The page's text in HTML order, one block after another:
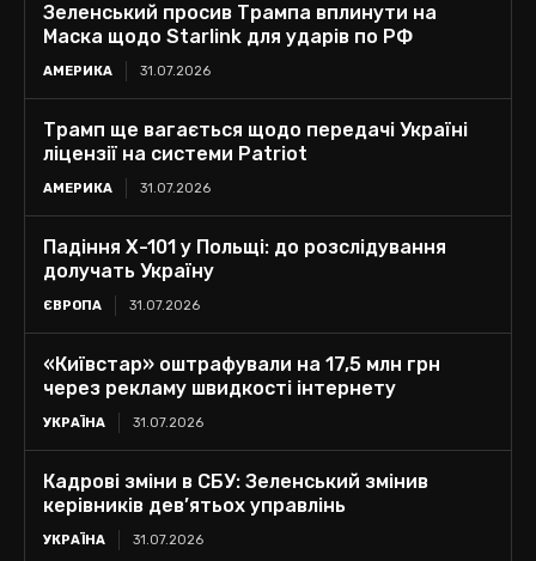
Зеленський просив Трампа вплинути на
Маска щодо Starlink для ударів по РФ
АМЕРИКА 31.07.2026
Трамп ще вагається щодо передачі Україні
ліцензії на системи Patriot
АМЕРИКА 31.07.2026
Падіння Х-101 у Польщі: до розслідування
долучать Україну
ЄВРОПА 31.07.2026
«Київстар» оштрафували на 17,5 млн грн
через рекламу швидкості інтернету
УКРАЇНА 31.07.2026
Кадрові зміни в СБУ: Зеленський змінив
керівників дев’ятьох управлінь
УКРАЇНА 31.07.2026